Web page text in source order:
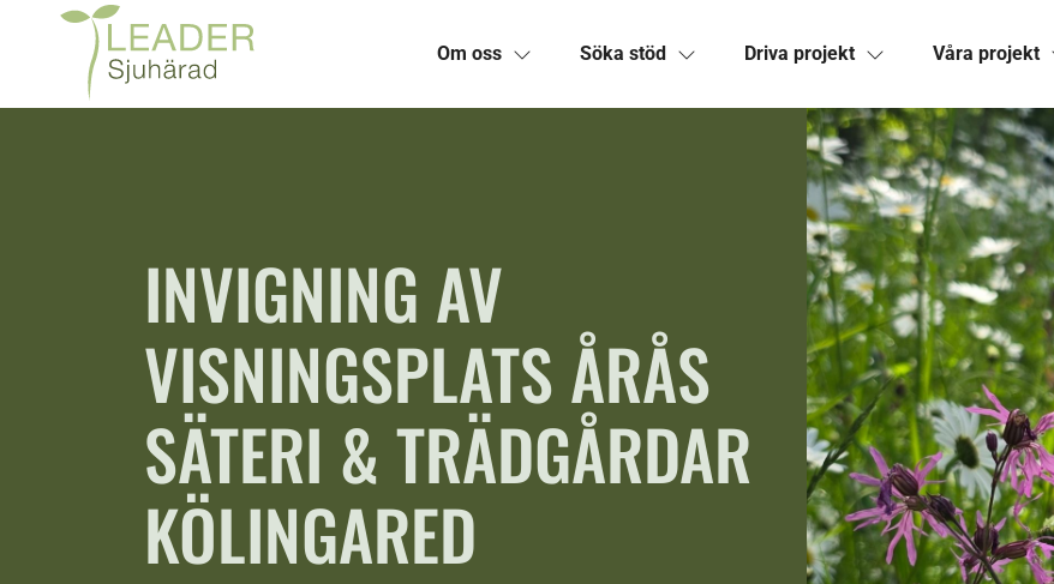
Om oss Söka stöd Driva projekt Våra projekt
INVIGNING AV
VISNINGSPLATS ÅRÅS
SÄTERI & TRÄDGÅRDAR
KÖLINGARED